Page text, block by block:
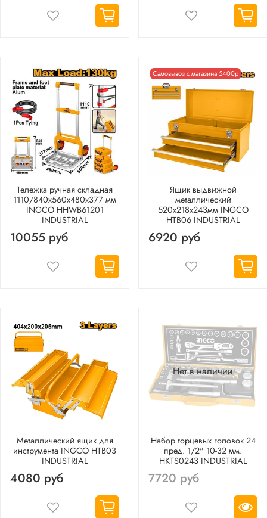
Тележка ручная складная
1110/840х560х480х377 мм
INGCO HHWB61201
INDUSTRIAL
10055 руб
Самовывоз с магазина 5400р
Ящик выдвижной
металлический
520х218х243мм INGCO
HTB06 INDUSTRIAL
6920 руб
Металлический ящик для
инструмента INGCO HTB03
INDUSTRIAL
4080 руб
Нет в наличии
Набор торцевых головок 24
пред. 1/2" 10-32 мм.
HKTS0243 INDUSTRIAL
7720 руб